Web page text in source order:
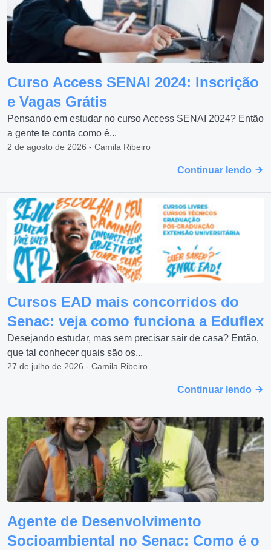
Curso Access SENAI 2024: Inscrição
e Vagas Grátis
Pensando em estudar no curso Access SENAI 2024? Então
a gente te conta como é...
2 de agosto de 2026 - Camila Ribeiro
Continuar lendo
Cursos EAD mais concorridos do
Senac: veja como funciona a Eduflex
Desejando estudar, mas sem precisar sair de casa? Então,
que tal conhecer quais são os...
27 de julho de 2026 - Camila Ribeiro
Continuar lendo
Agente de Desenvolvimento
Socioambiental no Senac: Como é o